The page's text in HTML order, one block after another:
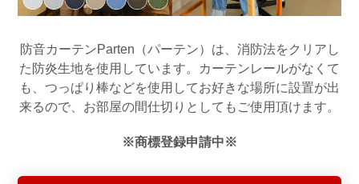
防音カーテンParten（パーテン）は、消防法をクリアし
た防炎生地を使用しています。カーテンレールがなくて
も、つっぱり棒などを使用してお好きな場所に設置が出
来るので、お部屋の間仕切りとしてもご使用頂けます。
※商標登録申請中※